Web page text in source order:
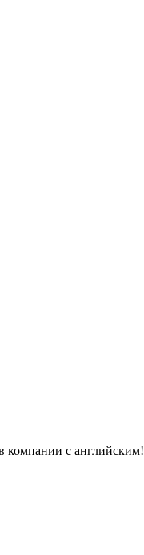
компании с английским!